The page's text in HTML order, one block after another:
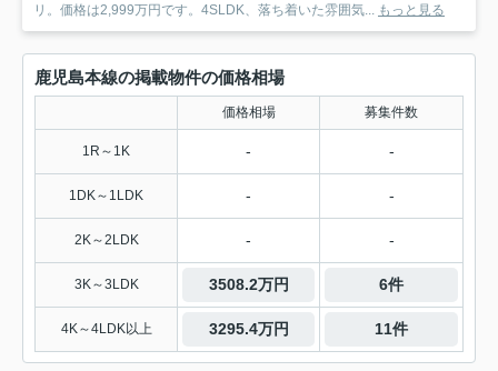
リ。価格は2,999万円です。4SLDK、落ち着いた雰囲気... もっと見る
鹿児島本線の掲載物件の価格相場
価格相場 募集件数
1R～1K - -
1DK～1LDK - -
2K～2LDK - -
3K～3LDK 3508.2万円 6件
4K～4LDK以上 3295.4万円 11件